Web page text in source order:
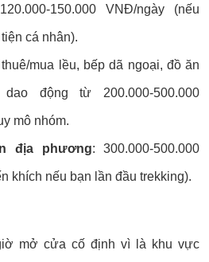
150.000 VNĐ/ngày (nếu
cá nhân).
mua lều, bếp dã ngoại, đồ ăn
động từ 200.000-500.000
mô nhóm.
địa phương: 300.000-500.000
khích nếu bạn lần đầu trekking).
mở cửa cố định vì là khu vực